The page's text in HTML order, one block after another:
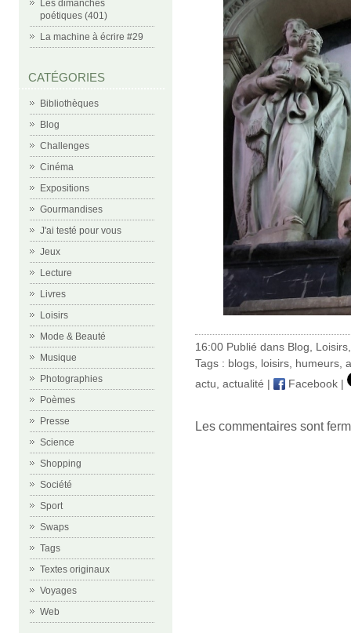
Les dimanches
poétiques (401)
La machine à écrire #29
CATÉGORIES
Bibliothèques
Blog
Challenges
Cinéma
Expositions
Gourmandises
J'ai testé pour vous
Jeux
Lecture
Livres
Loisirs
Mode & Beauté
Musique
Photographies
Poèmes
Presse
Science
Shopping
Société
Sport
Swaps
Tags
Textes originaux
Voyages
Web
16:00 Publié dans Blog Loisirs
Tags : blogs loisirs humeurs
actu actualité | Facebook |
Les commentaires sont